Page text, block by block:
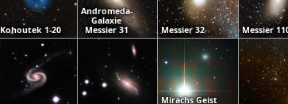
Kohoutek 1-20
Andromeda-
Galaxie
Messier 31
Messier 32 Messier
Mirachs Geist